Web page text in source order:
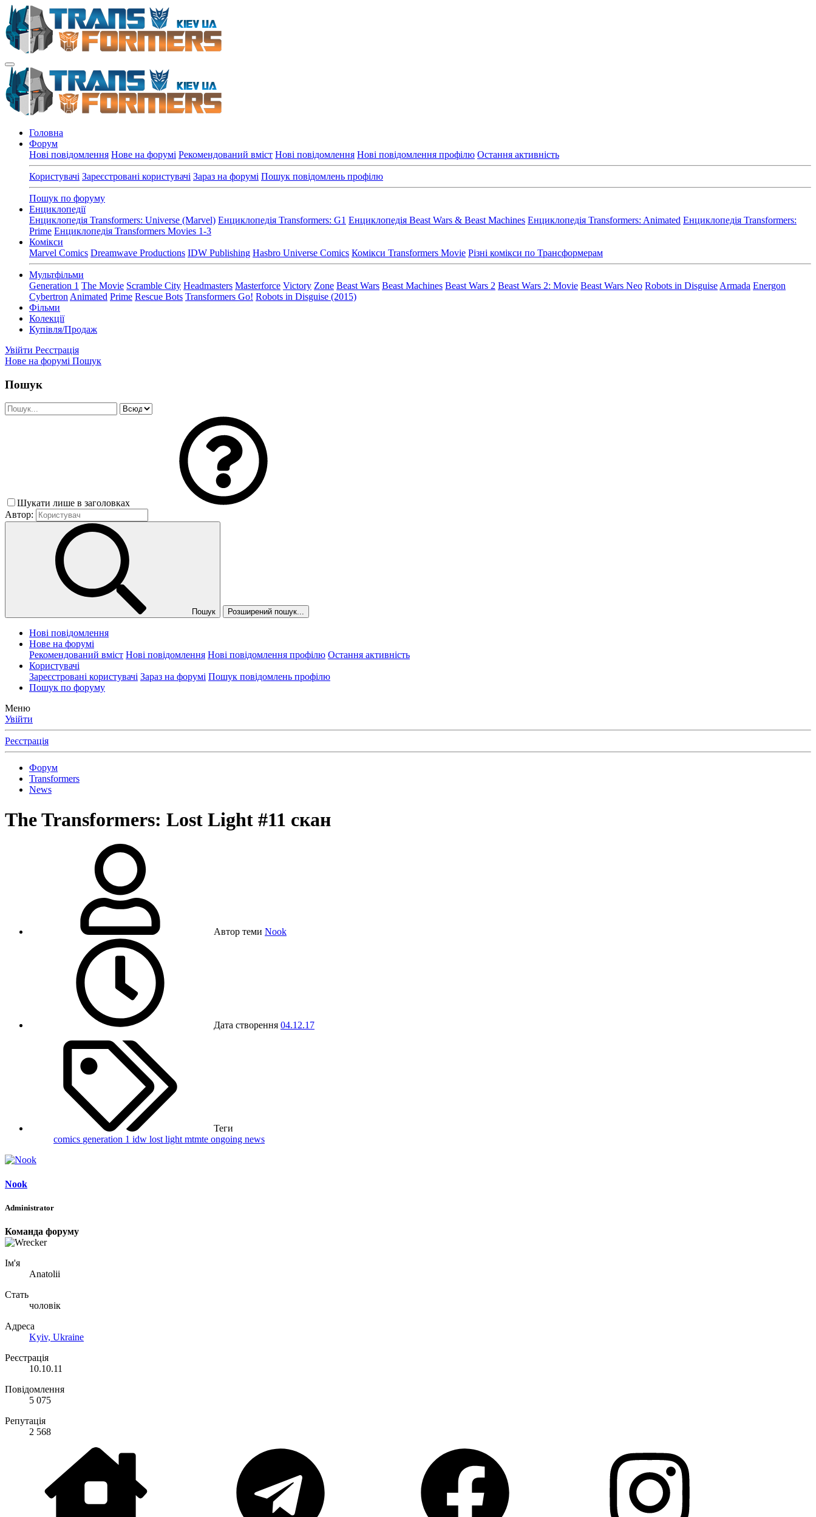
Головна
Форум
Нові повідомлення Нове на форумі Рекомендований вміст Нові повідомлення Нові повідомлення профілю Остання активність
Користувачі Зареєстровані користувачі Зараз на форумі Пошук повідомлень профілю
Пошук по форуму
Енциклопедії
Енциклопедія Transformers: Universe (Marvel) Енциклопедія Transformers: G1 Енциклопедія Beast Wars & Beast Machines Енциклопедія Transformers: Animated Енциклопедія Transformers:
Prime Енциклопедія Transformers Movies 1-3
Комікси
Marvel Comics Dreamwave Productions IDW Publishing Hasbro Universe Comics Комікси Transformers Movie Різні комікси по Трансформерам
Мультфільми
Generation 1 The Movie Scramble City Headmasters Masterforce Victory Zone Beast Wars Beast Machines Beast Wars 2 Beast Wars 2: Movie Beast Wars Neo Robots in Disguise Armada Energon
Cybertron Animated Prime Rescue Bots Transformers Go! Robots in Disguise (2015)
Фільми
Колекції
Купівля/Продаж
Увійти Реєстрація
Нове на форумі Пошук
Пошук
Шукати лише в заголовках
Автор:
Пошук Розширений пошук...
Нові повідомлення
Нове на форумі
Рекомендований вміст Нові повідомлення Нові повідомлення профілю Остання активність
Користувачі
Зареєстровані користувачі Зараз на форумі Пошук повідомлень профілю
Пошук по форуму
Меню
Увійти
Реєстрація
Форум
Transformers
News
The Transformers: Lost Light #11 скан
Автор теми Nook
Дата створення 04.12.17
Теги
comics generation 1 idw lost light mtmte ongoing news
Nook
Administrator
Команда форуму
Ім'я
Anatolii
Стать
чоловік
Адреса
Kyiv, Ukraine
Реєстрація
10.10.11
Повідомлення
5 075
Репутація
2 568